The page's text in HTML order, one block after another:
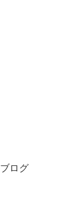
ログ